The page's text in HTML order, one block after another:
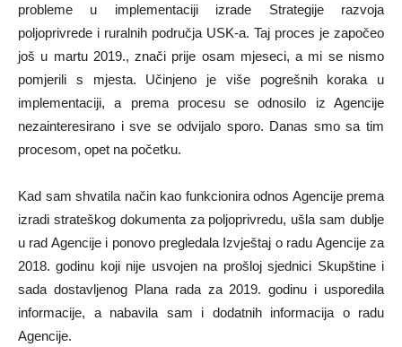
probleme u implementaciji izrade Strategije razvoja
poljoprivrede i ruralnih područja USK-a. Taj proces je započeo
još u martu 2019., znači prije osam mjeseci, a mi se nismo
pomjerili s mjesta. Učinjeno je više pogrešnih koraka u
implementaciji, a prema procesu se odnosilo iz Agencije
nezainteresirano i sve se odvijalo sporo. Danas smo sa tim
procesom, opet na početku.
Kad sam shvatila način kao funkcionira odnos Agencije prema
izradi strateškog dokumenta za poljoprivredu, ušla sam dublje
u rad Agencije i ponovo pregledala Izvještaj o radu Agencije za
2018. godinu koji nije usvojen na prošloj sjednici Skupštine i
sada dostavljenog Plana rada za 2019. godinu i usporedila
informacije, a nabavila sam i dodatnih informacija o radu
Agencije.